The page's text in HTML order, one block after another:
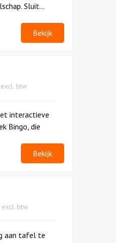
Sluit...
Bekijk
excl. btw
interactieve
Bingo, die
Bekijk
excl. btw
aan tafel te